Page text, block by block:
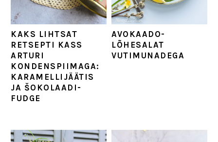
KAKS LIHTSAT
RETSEPTI KASS
ARTURI
KONDENSPIIMAGA:
KARAMELLIJÄÄTIS
JA ŠOKOLAADI-
FUDGE
AVOKAADO-
LÕHESALAT
VUTIMUNADEGA